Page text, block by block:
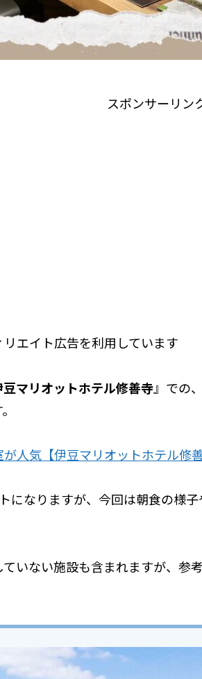
スポンサーリン
エイト広告を利用しています
豆マリオットホテル修善寺』での
人気【伊豆マリオットホテル修
になりますが、今回は朝食の様
いない施設も含まれますが、参